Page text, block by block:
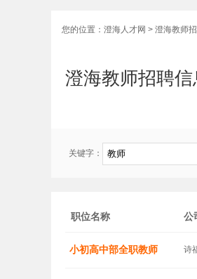
您的位置： 澄海人才网 > 澄海教师
澄海教师招聘信
关键字：
职位名称 公
小初高中部全职教师 诗